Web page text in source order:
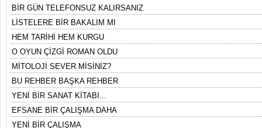
BİR GÜN TELEFONSUZ KALIRSANIZ
LİSTELERE BİR BAKALIM MI
HEM TARİHİ HEM KURGU
O OYUN ÇİZGİ ROMAN OLDU
MİTOLOJİ SEVER MİSİNİZ?
BU REHBER BAŞKA REHBER
YENİ BİR SANAT KİTABI...
EFSANE BİR ÇALIŞMA DAHA
YENİ BİR ÇALIŞMA